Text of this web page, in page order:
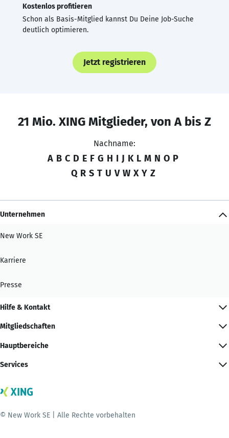
Kostenlos profitieren
Schon als Basis-Mitglied kannst Du Deine Job-Suche
deutlich optimieren.
Jetzt registrieren
21 Mio. XING Mitglieder, von A bis Z
Nachname:
A B C D E F G H I J K L M N O P
Q R S T U V W X Y Z
Unternehmen
New Work SE
Karriere
Presse
Hilfe & Kontakt
Mitgliedschaften
Hauptbereiche
Services
© New Work SE | Alle Rechte vorbehalten